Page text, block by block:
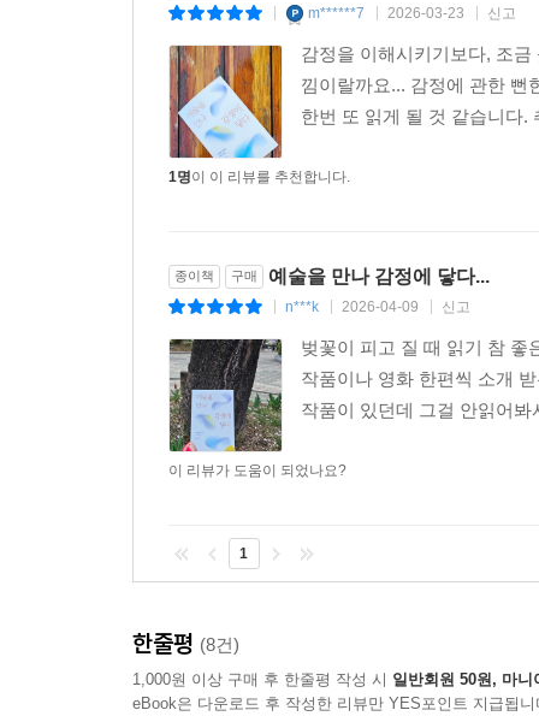
m******7 2026-03-23 신고
감정을 이해시키기보다, 조
낌이랄까요... 감정에 관한 뻔
한번 또 읽게 될 것 같습니다.
1명이 이 리뷰를 추천합니다.
종이책 구매 예술을 만나 감정에 닿다...
n***k 2026-04-09 신고
벚꽃이 피고 질 때 읽기 참 좋
작품이나 영화 한편씩 소개
작품이 있던데 그걸 안읽어
이 리뷰가 도움이 되었나요?
1
한줄평 (8건)
1,000원 이상 구매 후 한줄평 작성 시 일반회원 50원, 마니
eBook은 다운로드 후 작성한 리뷰만 YES포인트 지급됩니